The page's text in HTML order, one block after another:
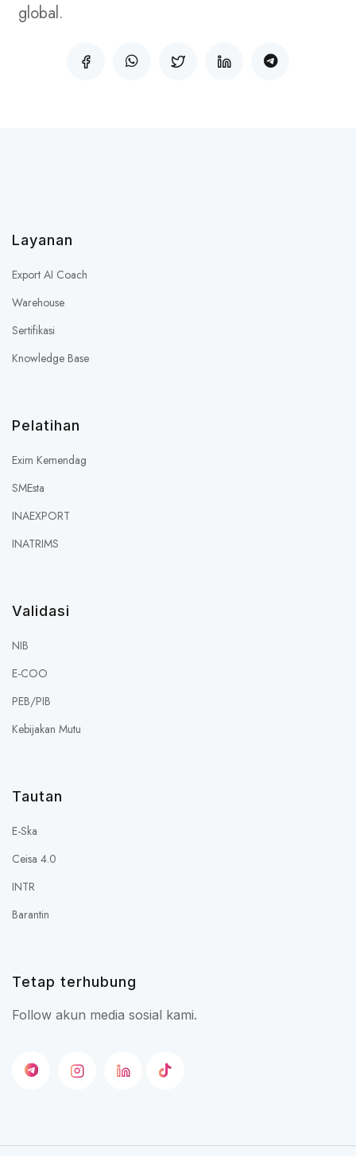
global.
Layanan
Export AI Coach
Warehouse
Sertifikasi
Knowledge Base
Pelatihan
Exim Kemendag
SMEsta
INAEXPORT
INATRIMS
Validasi
NIB
E-COO
PEB/PIB
Kebijakan Mutu
Tautan
E-Ska
Ceisa 4.0
INTR
Barantin
Tetap terhubung
Follow akun media sosial kami.